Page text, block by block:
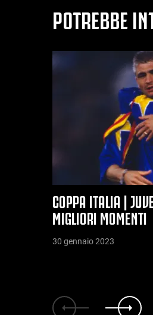
POTREBBE
COPPA ITALIA |
MIGLIORI MOMENTI
30 gennaio 2023